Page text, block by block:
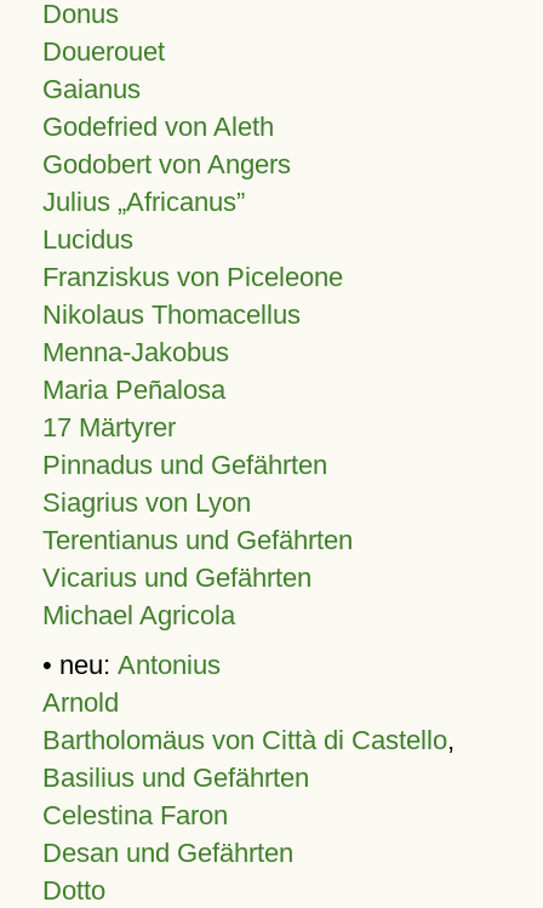
Donus
Douerouet
Gaianus
Godefried von Aleth
Godobert von Angers
Julius Africanus
Lucidus
Franziskus von Piceleone
Nikolaus Thomacellus
Menna-Jakobus
Maria Peñalosa
17 Märtyrer
Pinnadus und Gefährten
Siagrius von Lyon
Terentianus und Gefährten
Vicarius und Gefährten
Michael Agricola
• neu: Antonius
Arnold
Bartholomäus von Città di Castello,
Basilius und Gefährten
Celestina Faron
Desan und Gefährten
Dotto